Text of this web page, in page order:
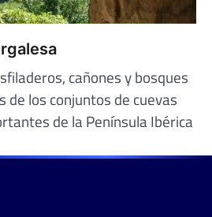
cañones y bosques
de los conjuntos de cuevas
de la Península Ibérica